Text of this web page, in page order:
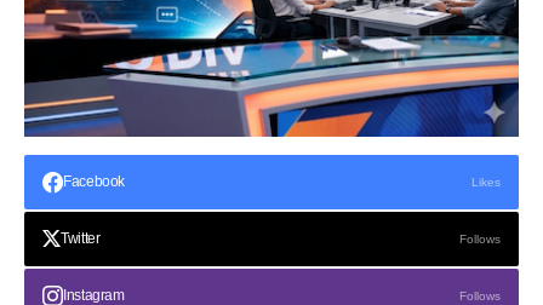
Facebook Likes
Twitter Follows
Instagram Follows